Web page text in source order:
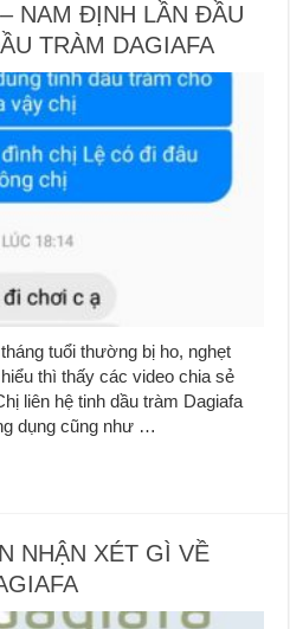
NAM ĐỊNH LẦN ĐẦU
TRÀM DAGIAFA
tuổi thường bị ho, nghẹt
thì thấy các video chia sẻ
liên hệ tinh dầu tràm Dagiafa
dụng cũng như …
NHẬN XÉT GÌ VỀ